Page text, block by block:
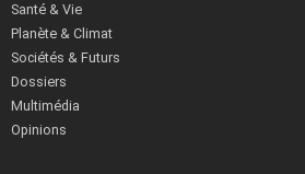
Santé & Vie
Planète & Climat
Sociétés & Futurs
Dossiers
Multimédia
Opinions